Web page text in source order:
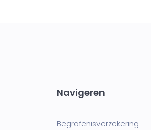
Navigeren
Begrafenisverzekering